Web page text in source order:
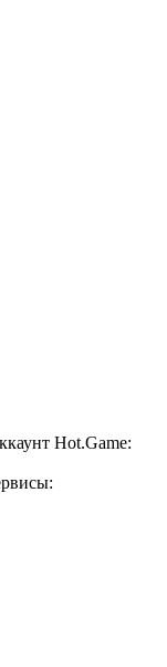
Hot.Game: